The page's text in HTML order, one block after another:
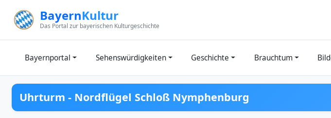
BayernKultur
Das Portal zur bayerischen Kulturgeschichte
Bayernportal Sehenswürdigkeiten Geschichte Brauchtum
Uhrturm - Nordflügel Schloß Nymphenburg